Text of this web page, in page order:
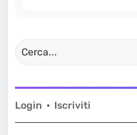
Login • Iscriviti